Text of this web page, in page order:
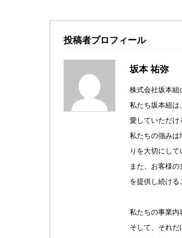
投稿者プロフィール
坂本 祐弥
株式会社坂本組
私たち坂本組は
愛していただけ
私たちの強みは
りを大切にして
また、お客様
を提供し続ける
私たちの事業内
そして、それ